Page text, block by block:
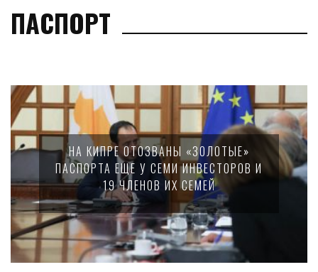
ПАСПОРТ
НА КИПРЕ ОТОЗВАНЫ «ЗОЛОТЫЕ»
ПАСПОРТА ЕЩЕ У СЕМИ ИНВЕСТОРОВ И
19 ЧЛЕНОВ ИХ СЕМЕЙ